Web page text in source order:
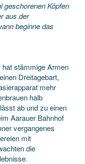
geschorenen Köpfen
aus der
beginne das
hat stämmige Armen
Dreitagebart,
mehr
halb
ab und zu einen
Aarauer Bahnhof
vergangenes
mit
die